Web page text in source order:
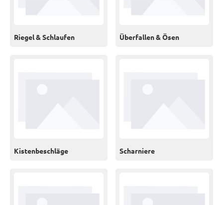
Riegel & Schlaufen Überfallen & Ösen
Kistenbeschläge Scharniere